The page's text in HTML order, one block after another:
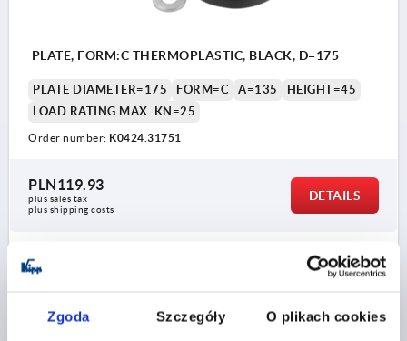
Zgoda Szczegóły O plikach cookies
slip plate
PLATE, FORM:C THERMOPLASTIC, BLACK, D=175
PLATE DIAMETER=175 FORM=C A=135
HEIGHT=45
LOAD RATING MAX. KN=25
Order number: K0424.31751
PLN119.93
plus sales tax
plus shipping costs
DETAILS
K0424